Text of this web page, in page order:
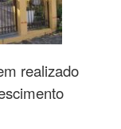
realizado